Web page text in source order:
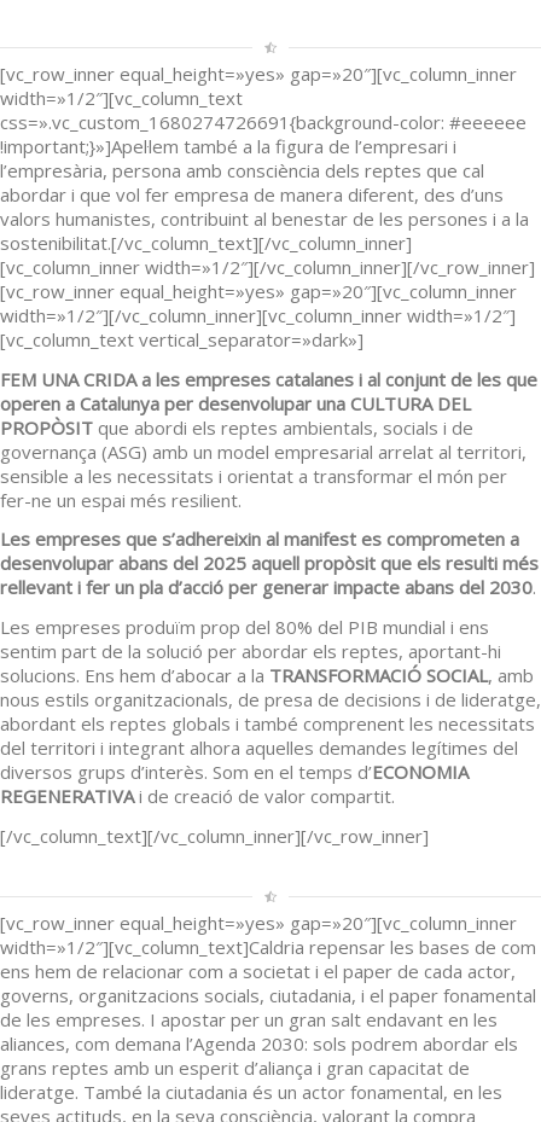
[vc_row_inner equal_height=»yes» gap=»20″][vc_column_inner
width=»1/2″][vc_column_text
css=».vc_custom_1680274726691{background-color: #eeeeee
!important;}»]Apel·lem també a la figura de l’empresari i
l’empresària, persona amb consciència dels reptes que cal
abordar i que vol fer empresa de manera diferent, des d’uns
valors humanistes, contribuint al benestar de les persones i a la
sostenibilitat.[/vc_column_text][/vc_column_inner]
[vc_column_inner width=»1/2″][/vc_column_inner][/vc_row_inner]
[vc_row_inner equal_height=»yes» gap=»20″][vc_column_inner
width=»1/2″][/vc_column_inner][vc_column_inner width=»1/2″]
[vc_column_text vertical_separator=»dark»]
FEM UNA CRIDAa les empreses catalanes i al conjunt de les que
operen a Catalunya per desenvolupar una CULTURA DEL
PROPÒSIT que abordi els reptes ambientals, socials i de
governança (ASG) amb un model empresarial arrelat al territori,
sensible a les necessitats i orientat a transformar el món per
fer-ne un espai més resilient.
Les empreses que s’adhereixin al manifest es comprometen a
desenvolupar abans del 2025 aquell propòsit que els resulti més
rellevant i fer un pla d’acció per generar impacte abans del 2030.
Les empreses produïm prop del 80% del PIB mundial i ens
sentim part de la solució per abordar els reptes, aportant-hi
solucions. Ens hem d’abocar a la TRANSFORMACIÓ SOCIAL, amb
nous estils organitzacionals, de presa de decisions i de lideratge,
abordant els reptes globals i també comprenent les necessitats
del territori i integrant alhora aquelles demandes legítimes del
diversos grups d’interès. Som en el temps d’ECONOMIA
REGENERATIVAi de creació de valor compartit.
[/vc_column_text][/vc_column_inner][/vc_row_inner]
[vc_row_inner equal_height=»yes» gap=»20″][vc_column_inner
width=»1/2″][vc_column_text]Caldria repensar les bases de com
ens hem de relacionar com a societat i el paper de cada actor,
governs, organitzacions socials, ciutadania, i el paper fonamental
de les empreses. I apostar per un gran salt endavant en les
aliances, com demana l’Agenda 2030: sols podrem abordar els
grans reptes amb un esperit d’aliança i gran capacitat de
lideratge. També la ciutadania és un actor fonamental, en les
seves actituds, en la seva consciència, valorant la compra